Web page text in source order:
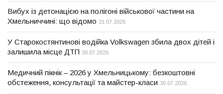
Вибух із детонацією на полігоні військової частини на
Хмельниччині: що відомо 31.07.2026
У Старокостянтинові водійка Volkswagen збила двох дітей і
залишила місце ДТП 30.07.2026
Медичний пікнік – 2026 у Хмельницькому: безкоштовні
обстеження, консультації та майстер-класи 30.07.2026